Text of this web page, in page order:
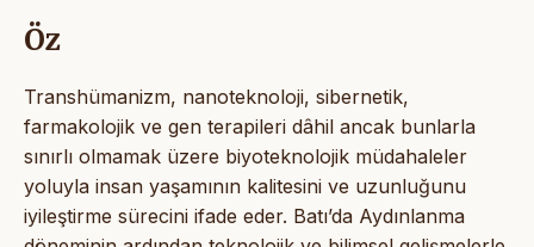
Öz
Transhümanizm, nanoteknoloji, sibernetik,
farmakolojik ve gen terapileri dâhil ancak bunlarla
sınırlı olmamak üzere biyoteknolojik müdahaleler
yoluyla insan yaşamının kalitesini ve uzunluğunu
iyileştirme sürecini ifade eder. Batı’da Aydınlanma